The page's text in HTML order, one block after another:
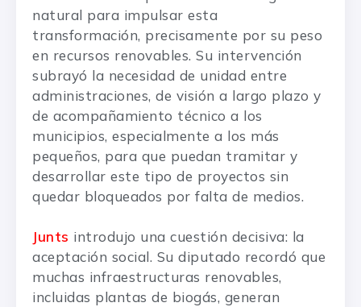
natural para impulsar esta
transformación, precisamente por su peso
en recursos renovables. Su intervención
subrayó la necesidad de unidad entre
administraciones, de visión a largo plazo y
de acompañamiento técnico a los
municipios, especialmente a los más
pequeños, para que puedan tramitar y
desarrollar este tipo de proyectos sin
quedar bloqueados por falta de medios.
Junts introdujo una cuestión decisiva: la
aceptación social. Su diputado recordó que
muchas infraestructuras renovables,
incluidas plantas de biogás, generan